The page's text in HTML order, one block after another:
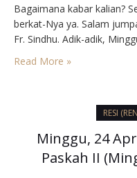
Bagaimana kabar kalian?
berkat-Nya ya. Salam
Fr. Sindhu. Adik-adik,
disebut juga Minggu
belum untuk merenungkan
Read More »
RESI
Minggu, 24
Paskah II